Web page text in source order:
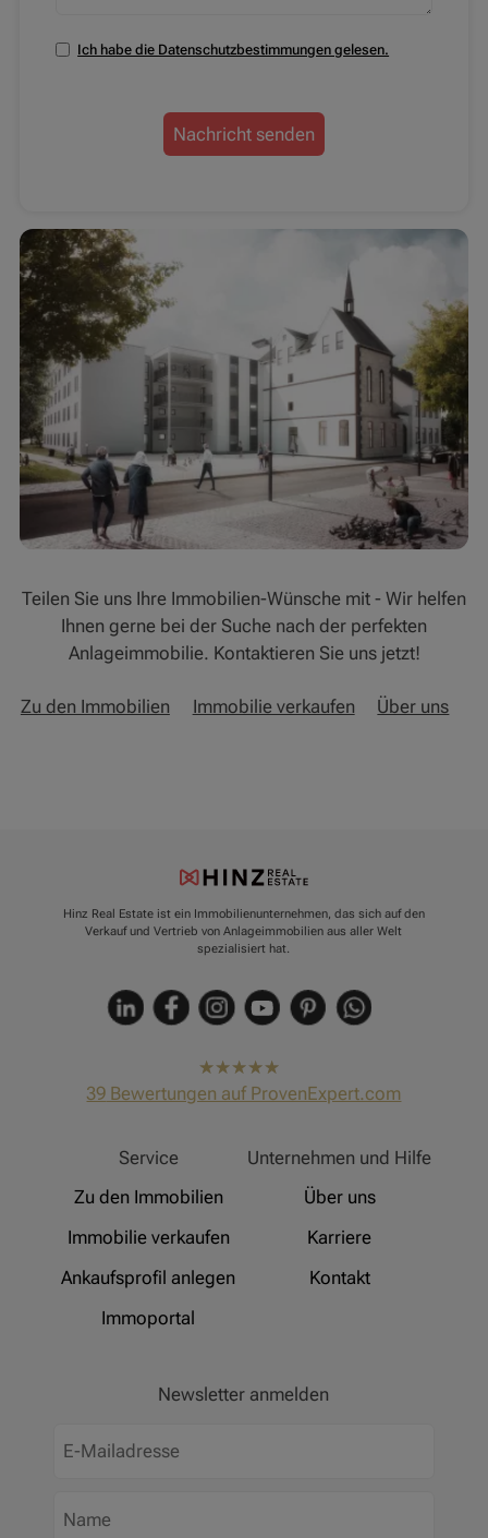
Ich habe die Datenschutzbestimmungen gelesen.
Nachricht senden
Teilen Sie uns Ihre Immobilien-Wünsche mit - Wir helfen
Ihnen gerne bei der Suche nach der perfekten
Anlageimmobilie. Kontaktieren Sie uns jetzt!
Zu den Immobilien Immobilie verkaufen Über uns
Hinz Real Estate ist ein Immobilienunternehmen, das sich auf den
Verkauf und Vertrieb von Anlageimmobilien aus aller Welt
spezialisiert hat.
hat4,91
von5
39 Bewertungen auf ProvenExpert.com
Service
Zu den Immobilien
Immobilie verkaufen
Ankaufsprofil anlegen
Immoportal
Unternehmen und Hilfe
Über uns
Karriere
Kontakt
Newsletter anmelden